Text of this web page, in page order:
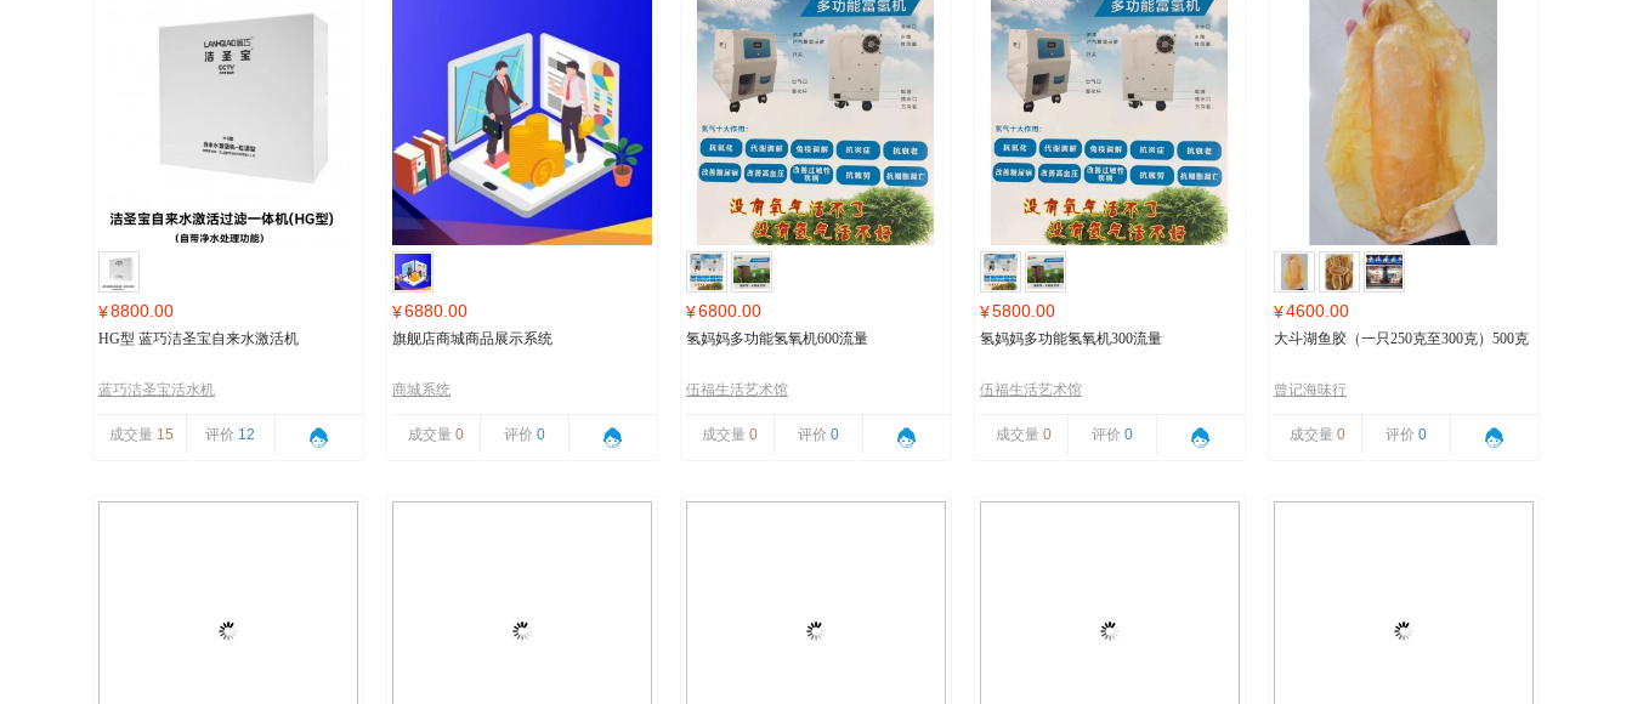
¥8800.00
HG型 蓝巧洁圣宝自来水激活机
蓝巧洁圣宝活水机
成交量 15 评价 12
¥6880.00
旗舰店商城商品展示系统
商城系统
成交量 0 评价 0
¥6800.00
氢妈妈多功能氢氧机600流量
伍福生活艺术馆
成交量 0 评价 0
¥5800.00
氢妈妈多功能氢氧机300流量
伍福生活艺术馆
成交量 0 评价 0
¥4600.00
大斗湖鱼胶（一只250克至300克）500克
曾记海味行
成交量 0 评价 0